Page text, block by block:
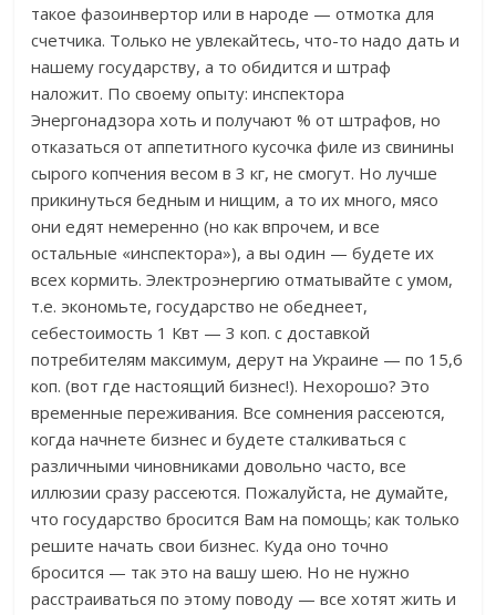
такое фазоинвертор или в народе — отмотка для
счетчика. Только не увлекайтесь, что-то надо дать и
нашему государству, а то обидится и штраф
наложит. По своему опыту: инспектора
Энергонадзора хоть и получают % от штрафов, но
отказаться от аппетитного кусочка филе из свинины
сырого копчения весом в 3 кг, не смогут. Но лучше
прикинуться бедным и нищим, а то их много, мясо
они едят немеренно (но как впрочем, и все
остальные «инспектора»), а вы один — будете их
всех кормить. Электроэнергию отматывайте с умом,
т.е. экономьте, государство не обеднеет,
себестоимость 1 Квт — 3 коп. с доставкой
потребителям максимум, дерут на Украине — по 15,6
коп. (вот где настоящий бизнес!). Нехорошо? Это
временные переживания. Все сомнения рассеются,
когда начнете бизнес и будете сталкиваться с
различными чиновниками довольно часто, все
иллюзии сразу рассеются. Пожалуйста, не думайте,
что государство бросится Вам на помощь; как только
решите начать свои бизнес. Куда оно точно
бросится — так это на вашу шею. Но не нужно
расстраиваться по этому поводу — все хотят жить и